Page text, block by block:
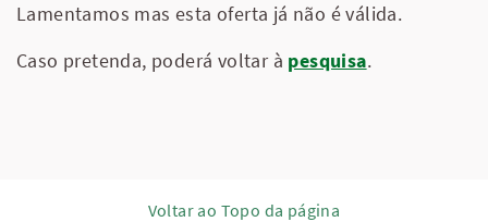
Lamentamos mas esta oferta já não é válida.
Caso pretenda, poderá voltar à pesquisa.
Voltar ao Topo da página